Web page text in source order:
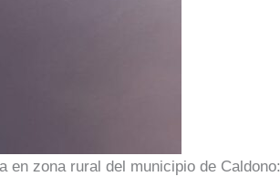
zona rural del municipio de Caldono: